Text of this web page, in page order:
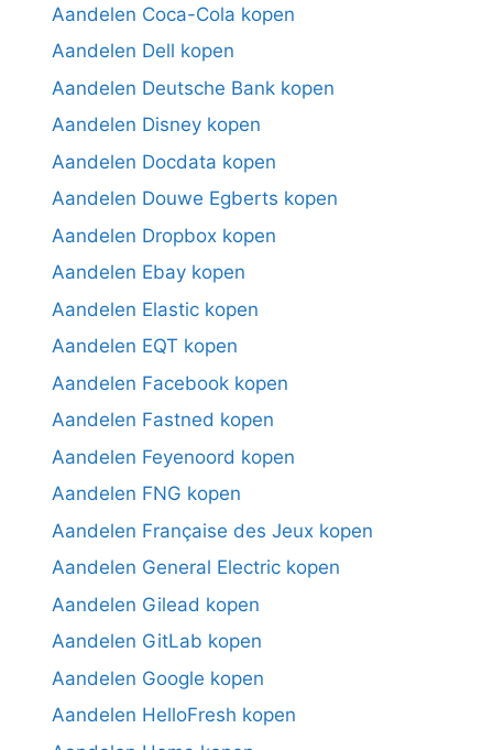
Aandelen Coca-Cola kopen
Aandelen Dell kopen
Aandelen Deutsche Bank kopen
Aandelen Disney kopen
Aandelen Docdata kopen
Aandelen Douwe Egberts kopen
Aandelen Dropbox kopen
Aandelen Ebay kopen
Aandelen Elastic kopen
Aandelen EQT kopen
Aandelen Facebook kopen
Aandelen Fastned kopen
Aandelen Feyenoord kopen
Aandelen FNG kopen
Aandelen Française des Jeux kopen
Aandelen General Electric kopen
Aandelen Gilead kopen
Aandelen GitLab kopen
Aandelen Google kopen
Aandelen HelloFresh kopen